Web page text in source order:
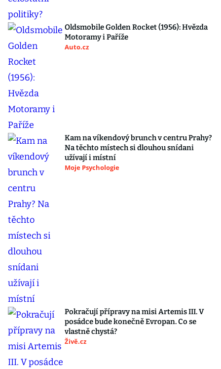
Oldsmobile Golden Rocket (1956): Hvězda
Motoramy i Paříže
Auto.cz
Kam na víkendový brunch v centru Prahy?
Na těchto místech si dlouhou snídani
užívají i místní
Moje Psychologie
Pokračují přípravy na misi Artemis III. V
posádce bude konečně Evropan. Co se
vlastně chystá?
Živě.cz